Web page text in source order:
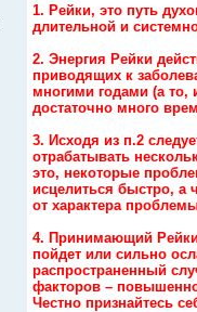
1. Рейки, это путь
длительной и
2. Энергия Рейки
приводящих к
многими годами (а то,
достаточно много
3. Исходя из п.2
отрабатывать
это, некоторые
исцелиться быстро, а
от характера
4. Принимающий Рейки
пойдет или сильно
распространенный
факторов –
Честно признайтесь